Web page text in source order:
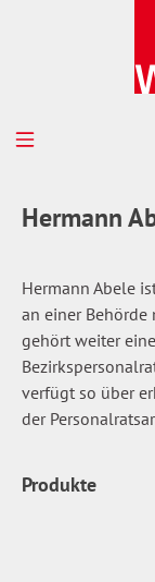
Hermann
Hermann Abele
an einer Behörde
gehört weiter
verfügt so über
der
Produkte